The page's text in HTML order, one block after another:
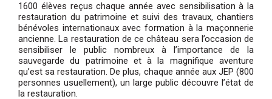
1600 élèves reçus chaque année avec sensibilisation à la
restauration du patrimoine et suivi des travaux, chantiers
bénévoles internationaux avec formation à la maçonnerie
ancienne. La restauration de ce château sera l’occasion de
sensibiliser le public nombreux à l’importance de la
sauvegarde du patrimoine et à la magnifique aventure
qu’est sa restauration. De plus, chaque année aux JEP (800
personnes usuellement), un large public découvre l’état de
la restauration.